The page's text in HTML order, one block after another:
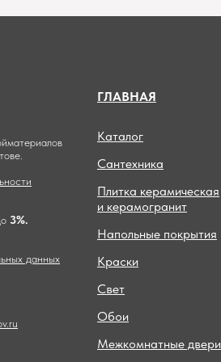
3%.
данных
ГЛАВНАЯ
Каталог
Сантехника
Плитка керамическая
и керамогранит
Напольные покрытия
Краски
Свет
Обои
Межкомнатные двери